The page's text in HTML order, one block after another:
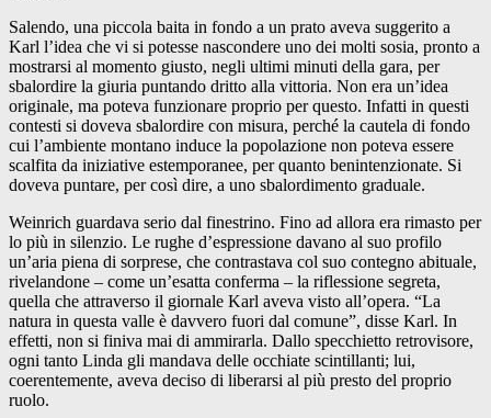
Salendo, una piccola baita in fondo a un prato aveva suggerito a
Karl l’idea che vi si potesse nascondere uno dei molti sosia, pronto a
mostrarsi al momento giusto, negli ultimi minuti della gara, per
sbalordire la giuria puntando dritto alla vittoria. Non era un’idea
originale, ma poteva funzionare proprio per questo. Infatti in questi
contesti si doveva sbalordire con misura, perché la cautela di fondo
cui l’ambiente montano induce la popolazione non poteva essere
scalfita da iniziative estemporanee, per quanto benintenzionate. Si
doveva puntare, per così dire, a uno sbalordimento graduale.
Weinrich guardava serio dal finestrino. Fino ad allora era rimasto per
lo più in silenzio. Le rughe d’espressione davano al suo profilo
un’aria piena di sorprese, che contrastava col suo contegno abituale,
rivelandone – come un’esatta conferma – la riflessione segreta,
quella che attraverso il giornale Karl aveva visto all’opera. “La
natura in questa valle è davvero fuori dal comune”, disse Karl. In
effetti, non si finiva mai di ammirarla. Dallo specchietto retrovisore,
ogni tanto Linda gli mandava delle occhiate scintillanti; lui,
coerentemente, aveva deciso di liberarsi al più presto del proprio
ruolo.